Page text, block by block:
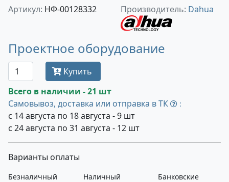
Артикул: НФ-00128332 Производитель: Dahua
Проектное оборудование
Купить
Всего в наличии - 21 шт
Самовывоз, доставка или отправка в ТК
:
с 14 августа по 18 августа - 9 шт
с 24 августа по 31 августа - 12 шт
Варианты оплаты
Безналичный
Наличный
Банковские